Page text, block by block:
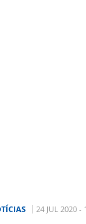
24 JUL 2020 -